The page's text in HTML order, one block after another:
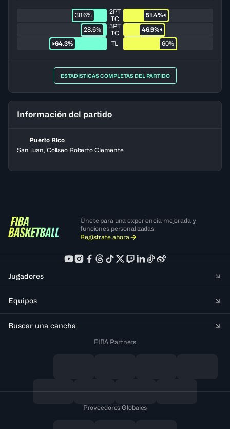
38.6%
2PT
TC
51.4%
28.6%
3PT
TC
46.9%
64.3%
TL 60%
ESTADÍSTICAS COMPLETAS DEL PARTIDO
Información del partido
Puerto Rico
San Juan, Coliseo Roberto Clemente
Únete para una experiencia mejorada y
funciones personalizadas
Regístrate ahora
Jugadores
Equipos
Buscar una cancha
FIBA Partners
Proveedores Globales